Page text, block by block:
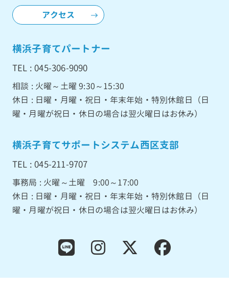
アクセス
横浜子育てパートナー
TEL : 045-306-9090
相談 : 火曜～土曜 9:30～15:30
休日 : 日曜・月曜・祝日・年末年始・特別休館日（日
曜・月曜が祝日・休日の場合は翌火曜日はお休み）
横浜子育てサポートシステム西区支部
TEL : 045-211-9707
事務局 : 火曜～土曜 9:00～17:00
休日 : 日曜・月曜・祝日・年末年始・特別休館日（日
曜・月曜が祝日・休日の場合は翌火曜日はお休み）